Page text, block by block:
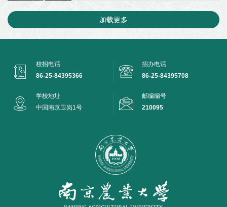
加载更多
校招电话
86-25-84395366
招办电话
86-25-84395708
学校地址
中国南京卫岗1号
邮编编号
210095